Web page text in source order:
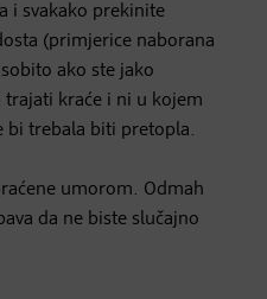
i svakako prekinite
(primjerice naborana
ako ste jako
kraće i ni u kojem
bi trebala biti pretopla.
umorom. Odmah
da ne biste slučajno